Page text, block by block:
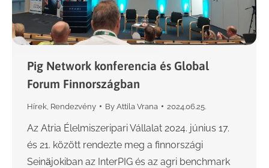
Pig Network konferencia és Global
Forum Finnországban
Hírek Rendezvény By Attila Vrana 2024.06.25.
Az Atria Élelmiszeripari Vállalat 2024. június 17.
és 21. között rendezte meg a finnországi
Seinӓjokiban az InterPIG és az agri benchmark